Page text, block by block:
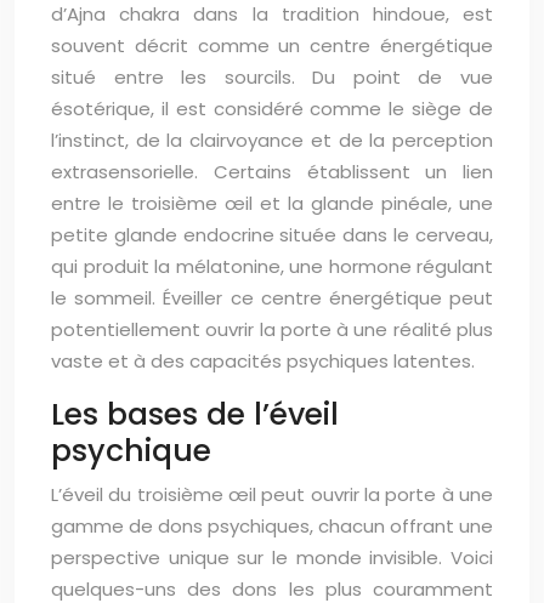
d’Ajna chakra dans la tradition hindoue, est
souvent décrit comme un centre énergétique
situé entre les sourcils. Du point de vue
ésotérique, il est considéré comme le siège de
l’instinct, de la clairvoyance et de la perception
extrasensorielle. Certains établissent un lien
entre le troisième œil et la glande pinéale, une
petite glande endocrine située dans le cerveau,
qui produit la mélatonine, une hormone régulant
le sommeil. Éveiller ce centre énergétique peut
potentiellement ouvrir la porte à une réalité plus
vaste et à des capacités psychiques latentes.
Les bases de l’éveil
psychique
L’éveil du troisième œil peut ouvrir la porte à une
gamme de dons psychiques, chacun offrant une
perspective unique sur le monde invisible. Voici
quelques-uns des dons les plus couramment